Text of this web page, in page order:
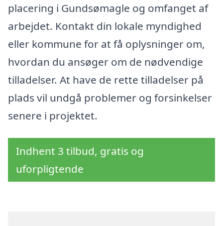
placering i Gundsømagle og omfanget af
arbejdet. Kontakt din lokale myndighed
eller kommune for at få oplysninger om,
hvordan du ansøger om de nødvendige
tilladelser. At have de rette tilladelser på
plads vil undgå problemer og forsinkelser
senere i projektet.
Indhent 3 tilbud, gratis og
uforpligtende